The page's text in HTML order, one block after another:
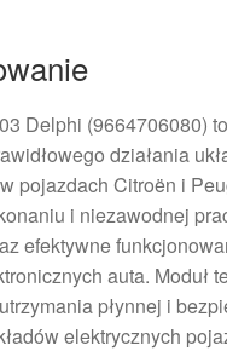
Delphi (9664706080)
działania
pojazdach Citroën i
i niezawodnej
efektywne
auta. Moduł
płynnej i
elektrycznych